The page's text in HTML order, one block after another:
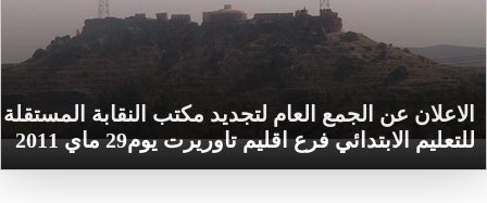
الاعلان عن الجمع العام لتجديد مكتب النقابة المستقلة
للتعليم الابتدائي فرع اقليم تاوريرت يوم29 ماي 2011